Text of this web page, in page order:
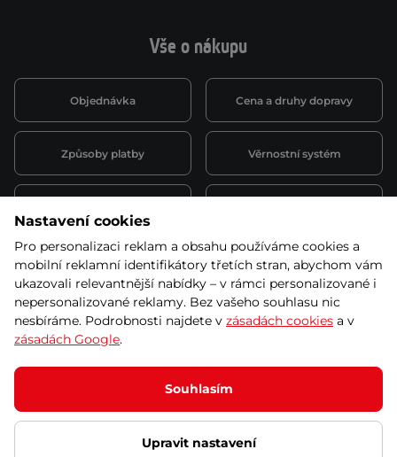
Vše o nákupu
Objednávka Cena a druhy dopravy
Způsoby platby Věrnostní systém
Půjčovna
obchodní podmínky
Kariéra
© 2026 SEVEN SPORT s.r.o Všechna práva vyhrazena
Podle zákona o evidenci tržeb je prodávající povinen vystavit
kupujícímu účtenku.
Zároveň je povinen zaevidovat přijatou tržbu u správce daně online; v
případě technického výpadku pak nejpozději do 48 hodin.
Ochrana osobních údajů Nastavení cookies Vnitřní oznamovací
Nastavení cookies
Pro personalizaci reklam a obsahu používáme cookies a
mobilní reklamní identifikátory třetích stran, abychom vám
ukazovali relevantnější nabídky – v rámci personalizované i
nepersonalizované reklamy. Bez vašeho souhlasu nic
nesbíráme. Podrobnosti najdete v zásadách cookies a v
zásadách Google.
Souhlasím
Upravit nastavení